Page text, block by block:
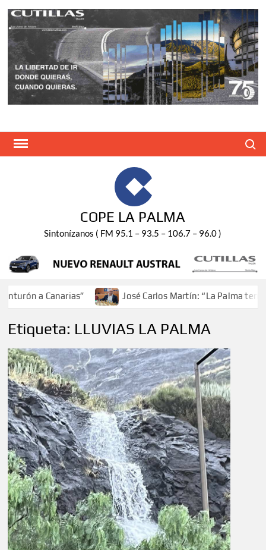
Saltar
contenido
COPE LA PALMA
Sintonízanos ( FM 95.1 – 93.5 – 106.7 – 96.0 )
a Canarias” José Carlos Martín: “La Palma tendrá
Etiqueta: LLUVIAS LA PALMA